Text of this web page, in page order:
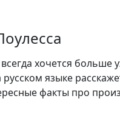
хочется больше
языке
факты про